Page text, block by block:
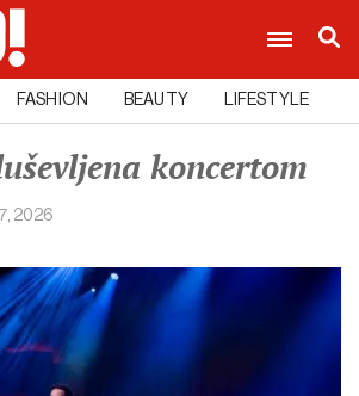
FASHION BEAUTY LIFESTYLE
koncertom
2026